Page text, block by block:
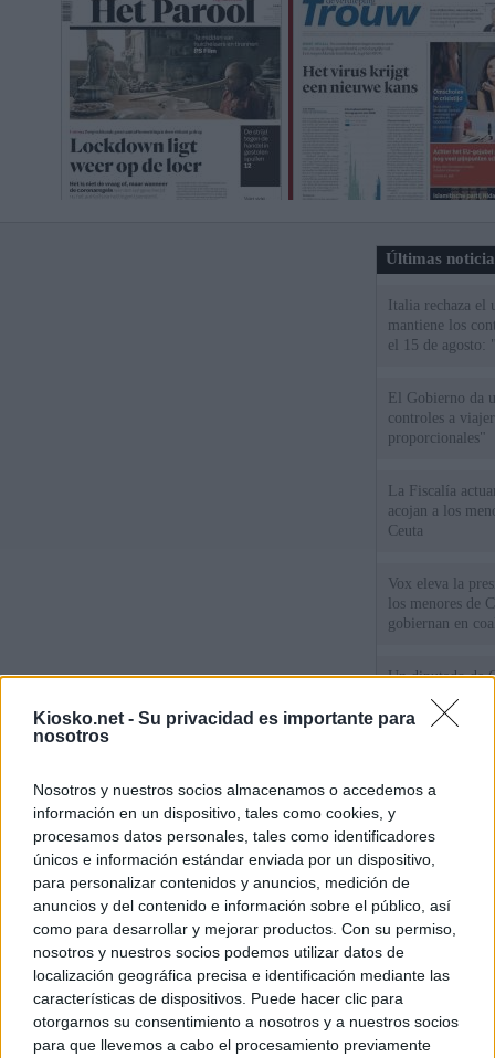
Kiosko.net - Su privacidad es importante para
nosotros
Nosotros y nuestros socios almacenamos o accedemos a
información en un dispositivo, tales como cookies, y
procesamos datos personales, tales como identificadores
únicos e información estándar enviada por un dispositivo,
para personalizar contenidos y anuncios, medición de
anuncios y del contenido e información sobre el público, así
como para desarrollar y mejorar productos. Con su permiso,
nosotros y nuestros socios podemos utilizar datos de
localización geográfica precisa e identificación mediante las
características de dispositivos. Puede hacer clic para
otorgarnos su consentimiento a nosotros y a nuestros socios
para que llevemos a cabo el procesamiento previamente
Últimas
Italia rechaza
mantiene los
el 15 de agosto:
El Gobierno da
controles a
proporcionales"
La Fiscalía
acojan a los
Ceuta
Vox eleva la
los menores de
gobiernan en
Un diputado de
ante la Fiscalía
los inmigrantes”
ministros
de Ceuta
© Kiosko.net Aviso Legal Privacidad y Cookies